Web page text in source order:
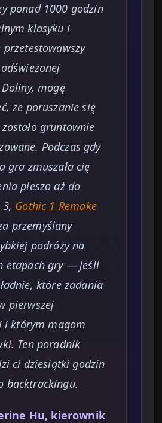
ponad 1000 godzin
klasyku i
przetestowawszy
mogę
że poruszanie się
gruntownie
Podczas gdy
gra zmuszała cię
pieszo aż do
3, Gothic 1 Remake
przemyślany
podróży na
etapach gry — jeśli
które zadania
pierwszej
i którym magom
Ten poradnik
ci dziesiątki godzin
backtrackingu.
Hu, kierownik